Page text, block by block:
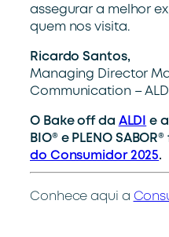
assegurar a melhor
quem nosvisita.
Ricardo Santos,
Managing Director
Communication –
O Bake off da ALDI
e
BIO® e PLENO
do Consumidor 2025.
Conhece aqui a